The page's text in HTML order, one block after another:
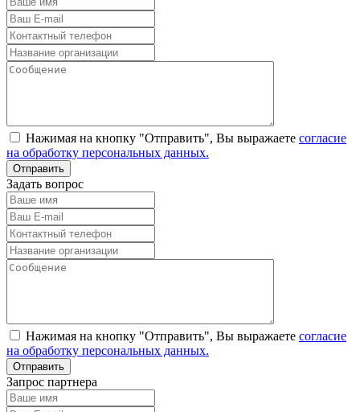
Нажимая на кнопку "Отправить", Вы выражаете согласие
на обработку персональных данных.
Задать вопрос
Нажимая на кнопку "Отправить", Вы выражаете согласие
на обработку персональных данных.
Запрос партнера